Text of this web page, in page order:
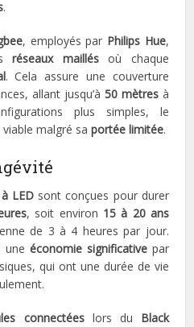
.
, employés par Philips Hue,
réseaux maillésoù chaque
. Cela assure une couverture
allant jusqu’à 50 mètresà
plus simples, le
malgré saportée limitée.
LED sont conçues pour durer
, soit environ 15 à 20 ans
de 3 à 4 heures par jour.
une économie significativepar
qui ont une durée de vie
connectéeslors du Black